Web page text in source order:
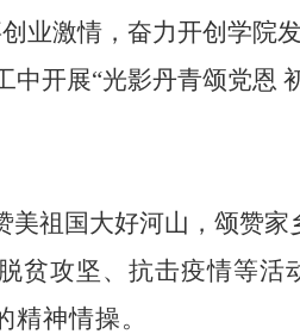
业激情，奋力开创学院
中开展“光影丹青颂党恩
美祖国大好河山，颂赞家
贫攻坚、抗击疫情等
神情操。